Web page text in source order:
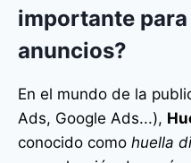
importante
anuncios?
En el mundo de la
Ads, Google Ads...),
conocido como huella